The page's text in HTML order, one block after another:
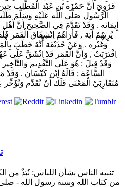
فَرُوِيَ أَنَّ حَمْزَة بْن عَبْد الْمُطَّلِب
الرَّسُول صَلَّى اللَّه عَلَيْهِ وَسَلَّمَ طَلَبَ
إِيمَانه . وَقَدْ تَقَدَّمَ فِي الصَّحِيح أَنَّ
يُرِيَهُمْ آيَة , فَأَرَاهُمْ اِنْشِقَاق الْقَمَر
وَغَيْره . وَعَنْ حُذَيْفَة أَنَّهُ خَطَبَ
اِقْتَرَبَتْ , وَأَنَّ الْقَمَر قَدْ اِنْشَقَّ عَلَى
وَقَدْ قِيلَ : هُوَ عَلَى التَّقْدِيم
السَّاعَة ; قَالَهُ اِبْن كَيْسَان . وَقَدْ
مُتَقَارِبَيْ الْمَعْنَى فَلَك أَنْ تُقَدِّم وَتُؤَخِّر
تنبيه الناس بشأن اللباس: نُبَذٌ من
من كتاب الله وسنة رسول الله -